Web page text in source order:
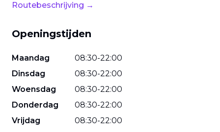
Routebeschrijving →
Openingstijden
Maandag 08:30-22:00
Dinsdag
08:30-22:00
Woensdag
08:30-22:00
Donderdag
08:30-22:00
Vrijdag
08:30-22:00